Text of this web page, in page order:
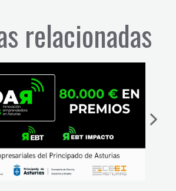
relacionadas